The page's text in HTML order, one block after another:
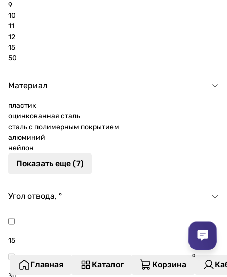
9
10
11
12
15
50
Материал
пластик
оцинкованная сталь
сталь с полимерным покрытием
алюминий
нейлон
Показать еще (7)
Угол отвода, °
15
Главная Каталог Корзина